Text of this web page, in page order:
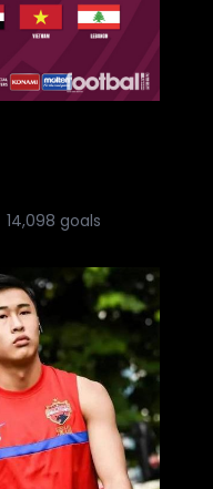
14,098 goals